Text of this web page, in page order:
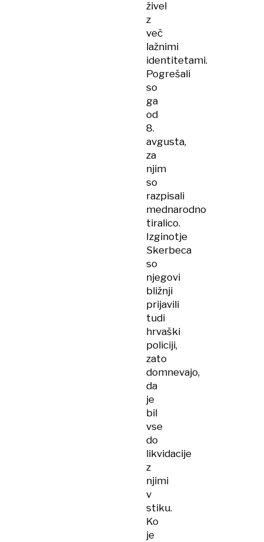
živel
z
več
lažnimi
identitetami.
Pogrešali
so
ga
od
8.
avgusta,
za
njim
so
razpisali
mednarodno
tiralico.
Izginotje
Skerbeca
so
njegovi
bližnji
prijavili
tudi
hrvaški
policiji,
zato
domnevajo,
da
je
bil
vse
do
likvidacije
z
njimi
v
stiku.
Ko
je